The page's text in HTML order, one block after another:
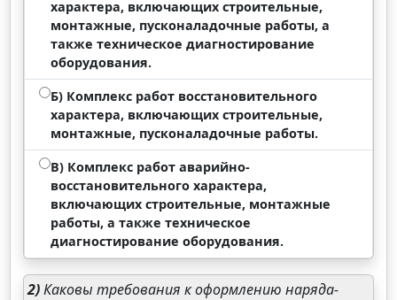
характера, включающих строительные,
монтажные, пусконаладочные работы, а
также техническое диагностирование
оборудования.
Б) Комплекс работ восстановительного
характера, включающих строительные,
монтажные, пусконаладочные работы.
В) Комплекс работ аварийно-
восстановительного характера,
включающих строительные, монтажные
работы, а также техническое
диагностирование оборудования.
2)Каковы требования к оформлению наряда-